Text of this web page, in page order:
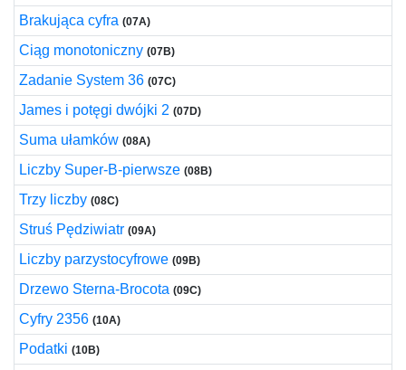
Brakująca cyfra (07A)
Ciąg monotoniczny (07B)
Zadanie System 36 (07C)
James i potęgi dwójki 2 (07D)
Suma ułamków (08A)
Liczby Super-B-pierwsze (08B)
Trzy liczby (08C)
Struś Pędziwiatr (09A)
Liczby parzystocyfrowe (09B)
Drzewo Sterna-Brocota (09C)
Cyfry 2356 (10A)
Podatki (10B)